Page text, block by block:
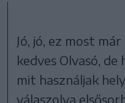
Jó, jó, ez most
kedves Olvasó, de
mit használjak
válaszolva